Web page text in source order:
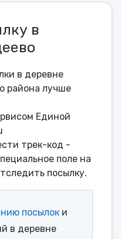
в
в деревне
района лучше
Единой
трек-код -
поле на
посылку.
посылок и
в деревне